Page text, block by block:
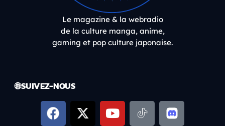
Le magazine & la webradio
de la culture manga, anime,
gaming et pop culture japonaise.
🌐 SUIVEZ-NOUS